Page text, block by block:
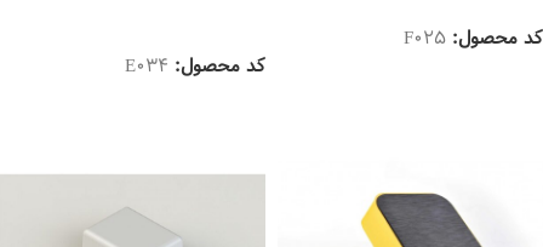
کد محصول: F025
کد محصول: E034